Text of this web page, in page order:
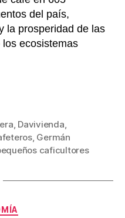
del país,
la prosperidad de las
ecosistemas
, Davivienda,
, Germán
caficultores